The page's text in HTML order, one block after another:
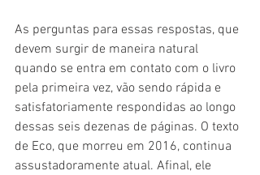
As perguntas para essas respostas, que
devem surgir de maneira natural
quando se entra em contato com o livro
pela primeira vez, vão sendo rápida e
satisfatoriamente respondidas ao longo
dessas seis dezenas de páginas. O texto
de Eco, que morreu em 2016, continua
assustadoramente atual. Afinal, ele